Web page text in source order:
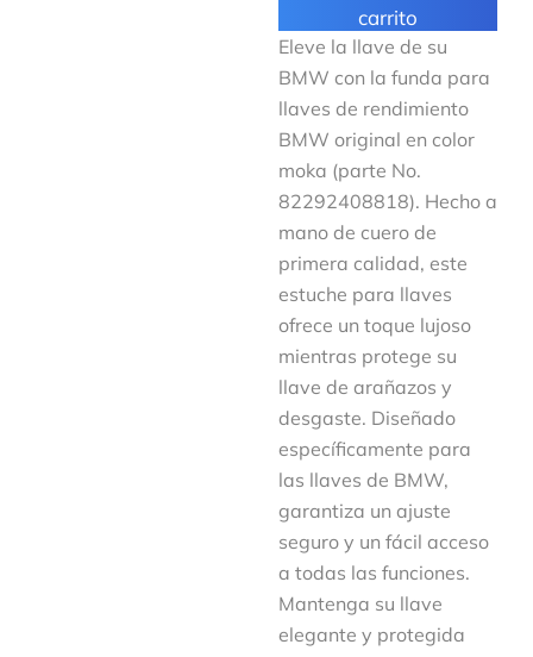
carrito
Eleve la llave de su
BMW con la funda para
llaves de rendimiento
BMW original en color
moka (parte No.
82292408818). Hecho a
mano de cuero de
primera calidad, este
estuche para llaves
ofrece un toque lujoso
mientras protege su
llave de arañazos y
desgaste. Diseñado
específicamente para
las llaves de BMW,
garantiza un ajuste
seguro y un fácil acceso
a todas las funciones.
Mantenga su llave
elegante y protegida